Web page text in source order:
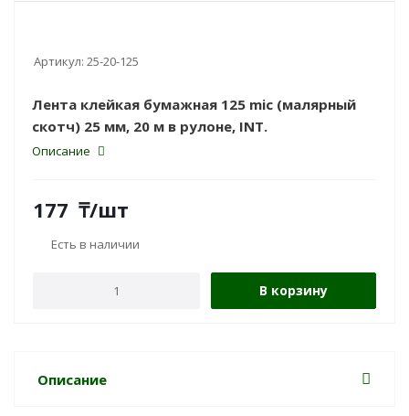
Артикул: 25-20-125
Лента клейкая бумажная 125 mic (малярный
скотч) 25 мм, 20 м в рулоне, INT.
Описание
177 ₸/шт
Есть в наличии
В корзину
Описание